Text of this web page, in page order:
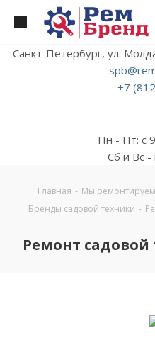
Санкт-Петербург, ул.
+7
Пн - Пт: с
Сб и Вс
Главная - Мы ремонтируем
Бренды садовой техники -
Ремонт